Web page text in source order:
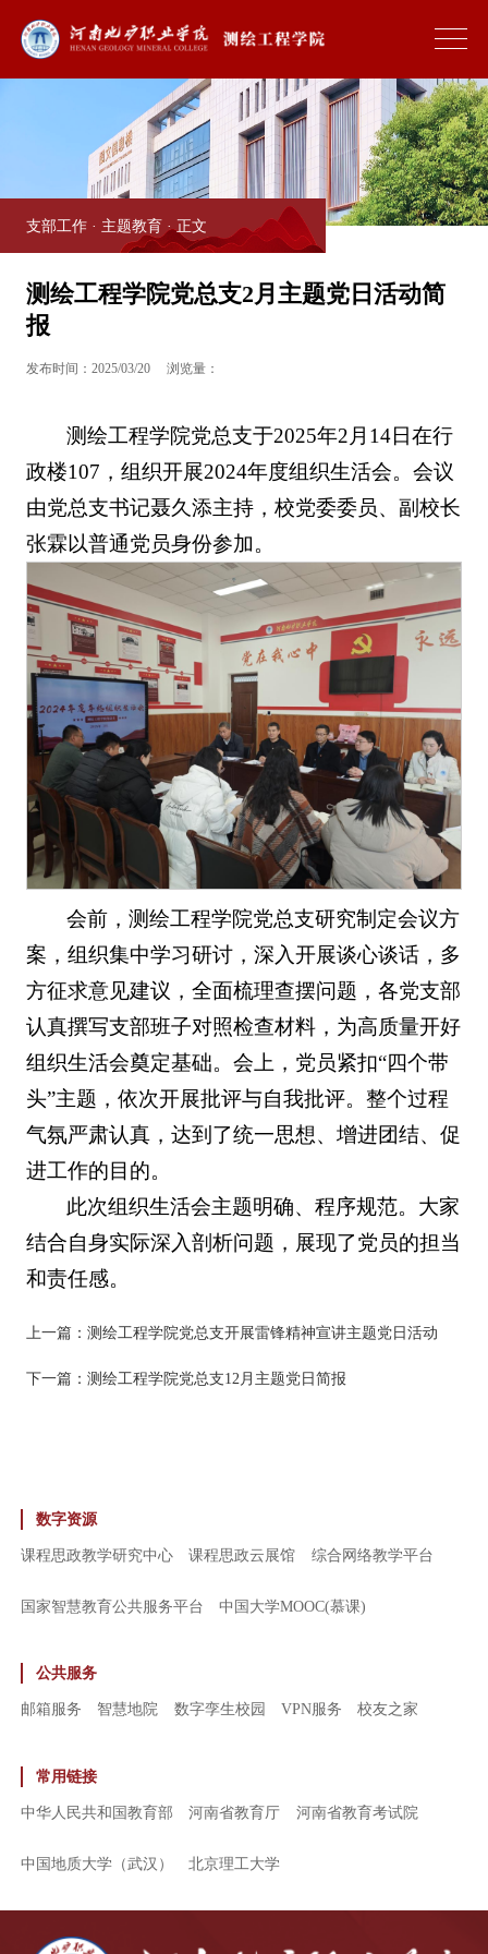
支部工作· 主题教育· 正文
测绘工程学院党总支2月主题党日活动简
报
发布时间：2025/03/20 浏览量：
测绘工程学院党总支于2025年2月14日在行
政楼107，组织开展2024年度组织生活会。会议
由党总支书记聂久添主持，校党委委员、副校长
张霖以普通党员身份参加。
会前，测绘工程学院党总支研究制定会议方
案，组织集中学习研讨，深入开展谈心谈话，多
方征求意见建议，全面梳理查摆问题，各党支部
认真撰写支部班子对照检查材料，为高质量开好
组织生活会奠定基础。会上，党员紧扣“四个带
头”主题，依次开展批评与自我批评。整个过程
气氛严肃认真，达到了统一思想、增进团结、促
进工作的目的。
此次组织生活会主题明确、程序规范。大家
结合自身实际深入剖析问题，展现了党员的担当
和责任感。
上一篇： 测绘工程学院党总支开展雷锋精神宣讲主题党日活动
下一篇： 测绘工程学院党总支12月主题党日简报
数字资源
课程思政教学研究中心 课程思政云展馆 综合网络教学平台
国家智慧教育公共服务平台 中国大学MOOC(慕课)
公共服务
邮箱服务 智慧地院 数字孪生校园 VPN服务 校友之家
常用链接
中华人民共和国教育部 河南省教育厅 河南省教育考试院
中国地质大学（武汉） 北京理工大学